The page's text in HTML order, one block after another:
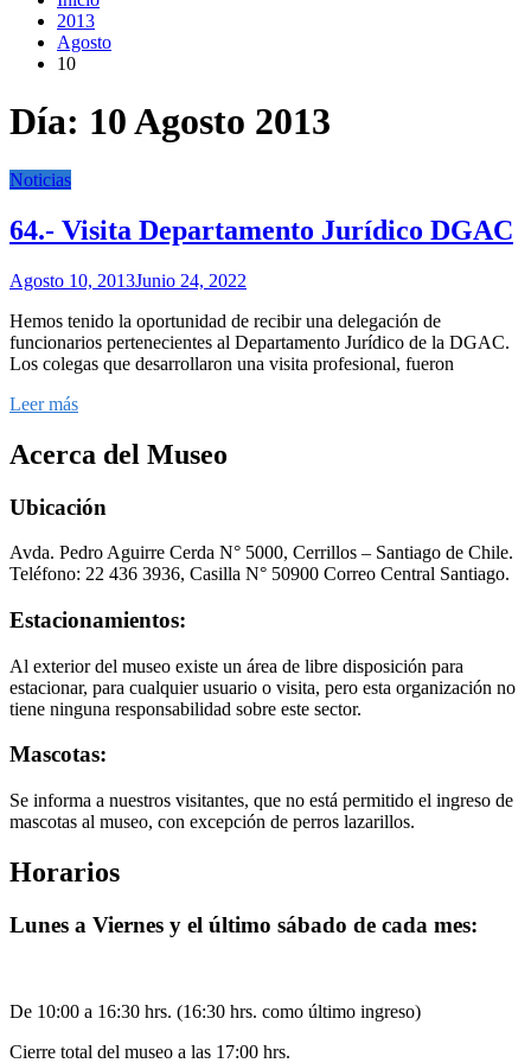
2013
Agosto
10
Día: 10 Agosto 2013
Noticias
64.- Visita Departamento Jurídico DGAC
Agosto 10, 2013Junio 24, 2022
Hemos tenido la oportunidad de recibir una delegación de
funcionarios pertenecientes al Departamento Jurídico de la DGAC.
Los colegas que desarrollaron una visita profesional, fueron
Leer más
Acerca del Museo
Ubicación
Avda. Pedro Aguirre Cerda N° 5000, Cerrillos – Santiago de Chile.
Teléfono: 22 436 3936, Casilla N° 50900 Correo Central Santiago.
Estacionamientos:
Al exterior del museo existe un área de libre disposición para
estacionar, para cualquier usuario o visita, pero esta organización no
tiene ninguna responsabilidad sobre este sector.
Mascotas:
Se informa a nuestros visitantes, que no está permitido el ingreso de
mascotas al museo, con excepción de perros lazarillos.
Horarios
Lunes a Viernes y el último sábado de cada mes:
De 10:00 a 16:30 hrs. (16:30 hrs. como último ingreso)
Cierre total del museo a las 17:00 hrs.